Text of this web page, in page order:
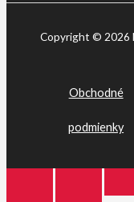
Copyright © 2026
Obchodné
podmienky